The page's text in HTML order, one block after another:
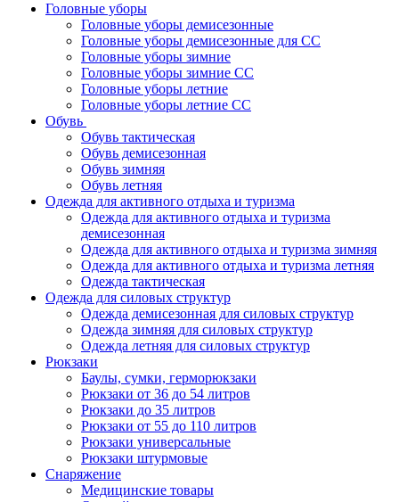
Головные уборы
Головные уборы демисезонные
Головные уборы демисезонные для СС
Головные уборы зимние
Головные уборы зимние СС
Головные уборы летние
Головные уборы летние СС
Обувь
Обувь тактическая
Обувь демисезонная
Обувь зимняя
Обувь летняя
Одежда для активного отдыха и туризма
Одежда для активного отдыха и туризма
демисезонная
Одежда для активного отдыха и туризма зимняя
Одежда для активного отдыха и туризма летняя
Одежда тактическая
Одежда для силовых структур
Одежда демисезонная для силовых структур
Одежда зимняя для силовых структур
Одежда летняя для силовых структур
Рюкзаки
Баулы, сумки, герморюкзаки
Рюкзаки от 36 до 54 литров
Рюкзаки до 35 литров
Рюкзаки от 55 до 110 литров
Рюкзаки универсальные
Рюкзаки штурмовые
Снаряжение
Медицинские товары